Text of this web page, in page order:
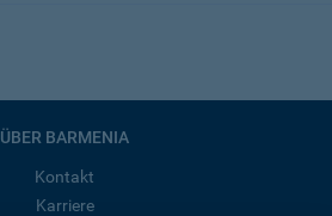
ÜBER BARMENIA
Kontakt
Karriere